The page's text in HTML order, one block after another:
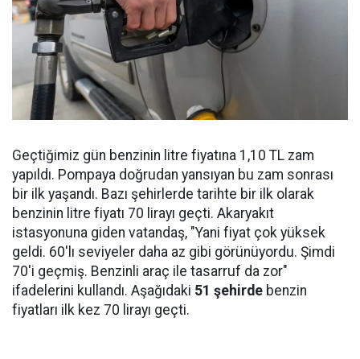
Geçtiğimiz gün benzinin litre fiyatına 1,10 TL zam
yapıldı. Pompaya doğrudan yansıyan bu zam sonrası
bir ilk yaşandı. Bazı şehirlerde tarihte bir ilk olarak
benzinin litre fiyatı 70 lirayı geçti. Akaryakıt
istasyonuna giden vatandaş, "Yani fiyat çok yüksek
geldi. 60'lı seviyeler daha az gibi görünüyordu. Şimdi
70'i geçmiş. Benzinli araç ile tasarruf da zor"
ifadelerini kullandı. Aşağıdaki 51 şehirde benzin
fiyatları ilk kez 70 lirayı geçti.